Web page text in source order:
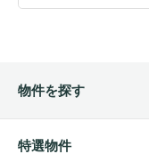
物件を探す
特選物件